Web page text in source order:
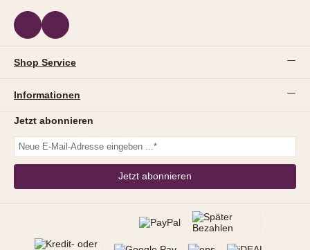
Shop Service
Informationen
Jetzt abonnieren
Jetzt abonnieren